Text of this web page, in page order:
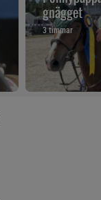
gnägget
3 timmar